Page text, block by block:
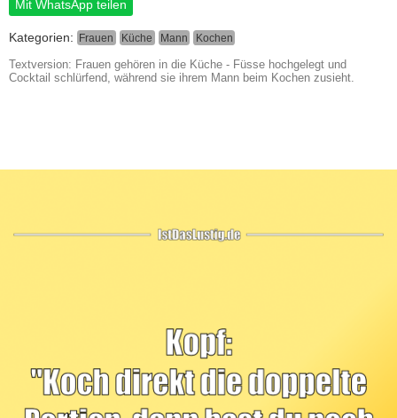
Mit WhatsApp teilen
Kategorien: Frauen Küche Mann Kochen
Textversion: Frauen gehören in die Küche - Füsse hochgelegt und
Cocktail schlürfend, während sie ihrem Mann beim Kochen zusieht.